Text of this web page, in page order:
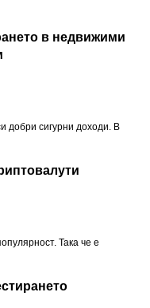
в недвижими
добри сигурни доходи. В
Така че е